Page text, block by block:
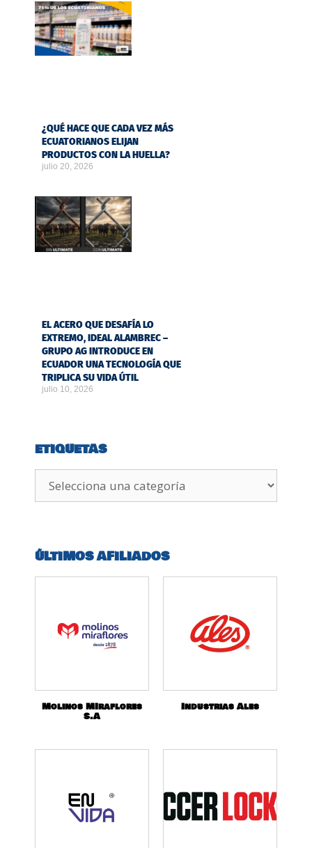
¿QUÉ HACE QUE CADA VEZ MÁS
ECUATORIANOS ELIJAN
PRODUCTOS CON LA HUELLA?
julio 20, 2026
EL ACERO QUE DESAFÍA LO
EXTREMO, IDEAL ALAMBREC –
GRUPO AG INTRODUCE EN
ECUADOR UNA TECNOLOGÍA QUE
TRIPLICA SU VIDA ÚTIL
julio 10, 2026
ETIQUETAS
ÚLTIMOS AFILIADOS
Molinos MIraflores
S.A
Industrias Ales